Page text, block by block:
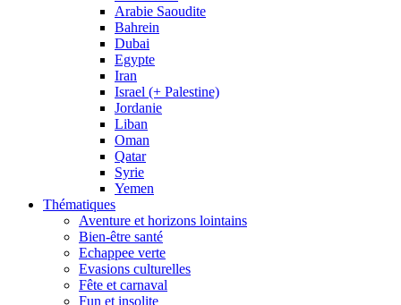
Arabie Saoudite
Bahrein
Dubai
Egypte
Iran
Israel (+ Palestine)
Jordanie
Liban
Oman
Qatar
Syrie
Yemen
Thématiques
Aventure et horizons lointains
Bien-être santé
Echappee verte
Evasions culturelles
Fête et carnaval
Fun et insolite